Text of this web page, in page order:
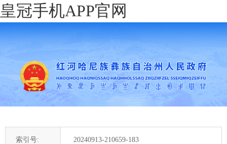
皇冠手机APP官网
索引号: 20240913-210659-183